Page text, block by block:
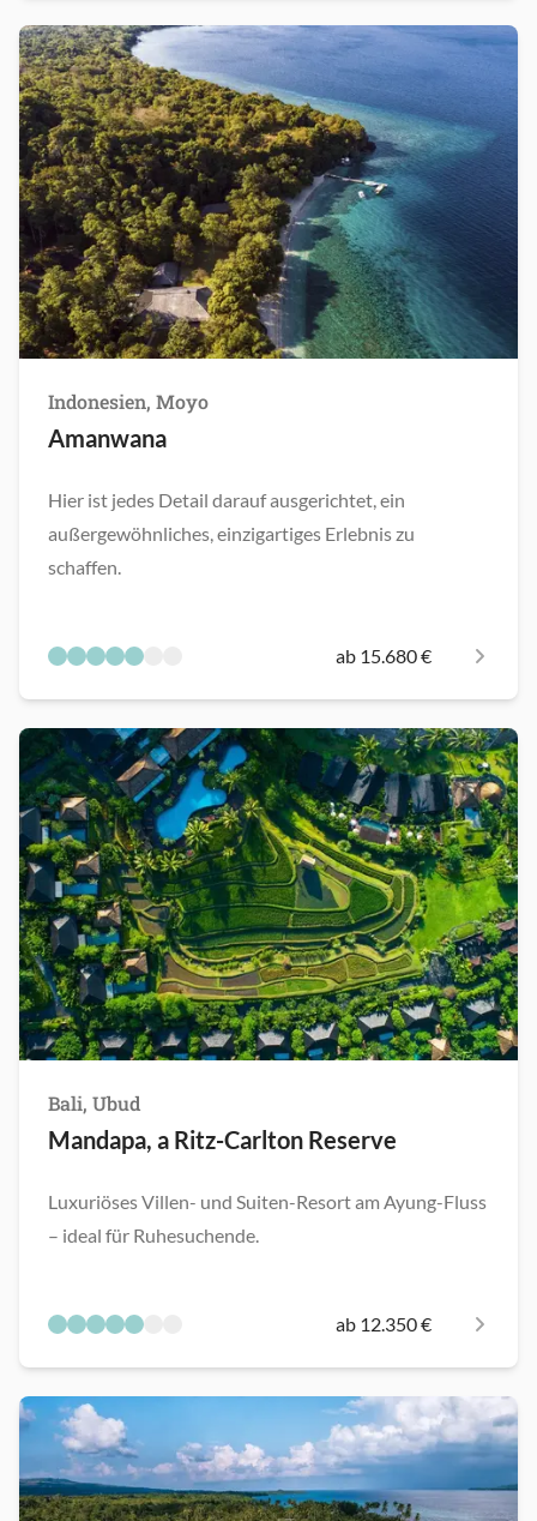
Indonesien, Moyo
Amanwana
Hier ist jedes Detail darauf ausgerichtet, ein
außergewöhnliches, einzigartiges Erlebnis zu
schaffen.
ab 15.680 €
Bali, Ubud
Mandapa, a Ritz-Carlton Reserve
Luxuriöses Villen- und Suiten-Resort am Ayung-Fluss
– ideal für Ruhesuchende.
ab 12.350 €